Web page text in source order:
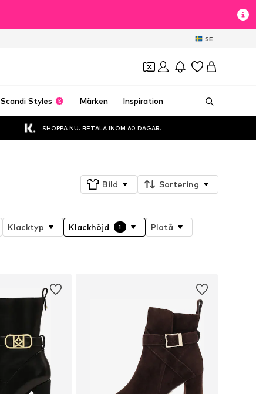
SE
Scandi Styles Märken Inspiration
SHOPPA NU. BETALA INOM 60 DAGAR.
Bild Sortering
Klacktyp Klackhöjd 1
Platå